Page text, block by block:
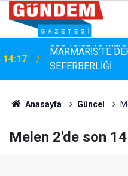
14:17
MARMARİS'TE
SEFERBERLİĞİ
Anasayfa Güncel
Melen 2'de son